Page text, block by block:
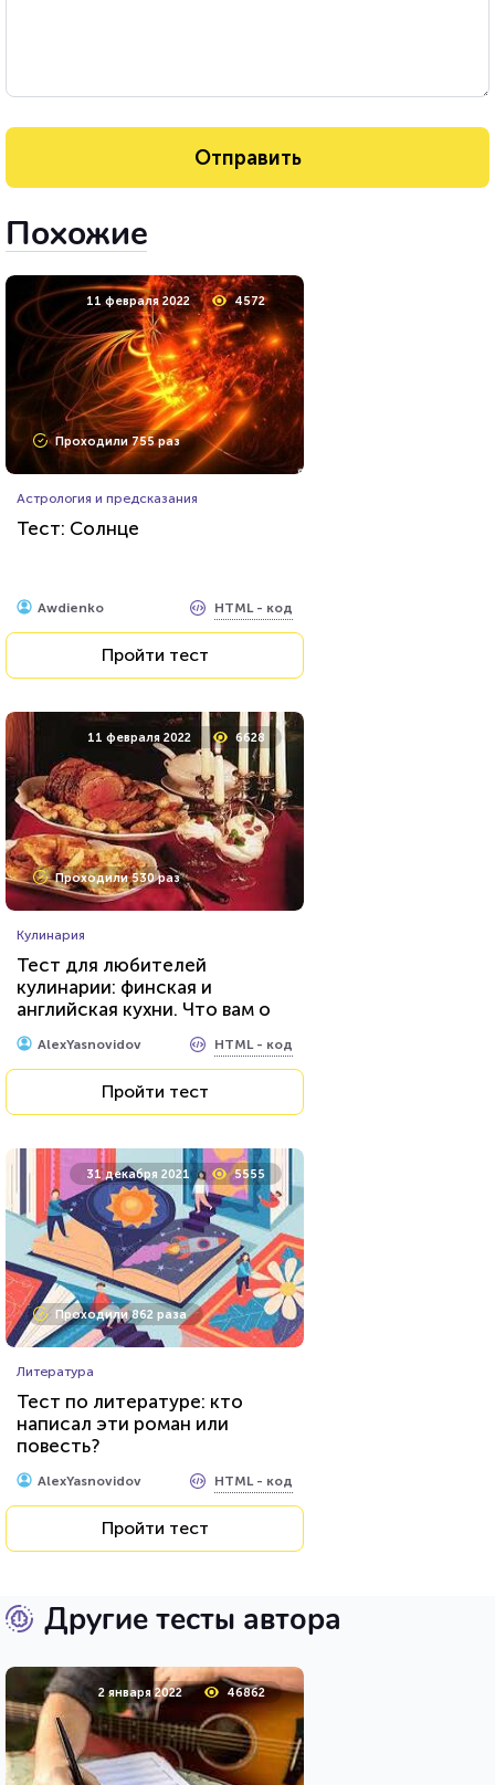
Похожие
11 февраля 2022 4572
Проходили 755 раз
Астрология и предсказания
Тест: Солнце
Awdienko HTML - код
Пройти тест
11 февраля 2022 6628
Проходили 530 раз
Кулинария
Тест для любителей
кулинарии: финская и
английская кухни. Что вам о
них известно?
AlexYasnovidov HTML - код
Пройти тест
31 декабря 2021 5555
Проходили 862 раза
Литература
Тест по литературе: кто
написал эти роман или
повесть?
AlexYasnovidov HTML - код
Пройти тест
Другие тесты автора
2 января 2022 46862